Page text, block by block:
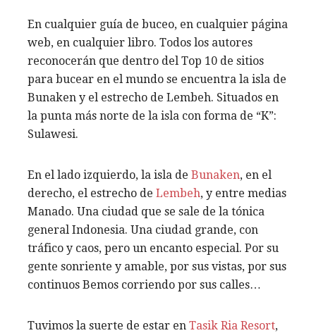
En cualquier guía de buceo, en cualquier página
web, en cualquier libro. Todos los autores
reconocerán que dentro del Top 10 de sitios
para bucear en el mundo se encuentra la isla de
Bunaken y el estrecho de Lembeh. Situados en
la punta más norte de la isla con forma de “K”:
Sulawesi.
En el lado izquierdo, la isla de Bunaken, en el
derecho, el estrecho de Lembeh, y entre medias
Manado. Una ciudad que se sale de la tónica
general Indonesia. Una ciudad grande, con
tráfico y caos, pero un encanto especial. Por su
gente sonriente y amable, por sus vistas, por sus
continuos Bemos corriendo por sus calles…
Tuvimos la suerte de estar en Tasik Ria Resort,